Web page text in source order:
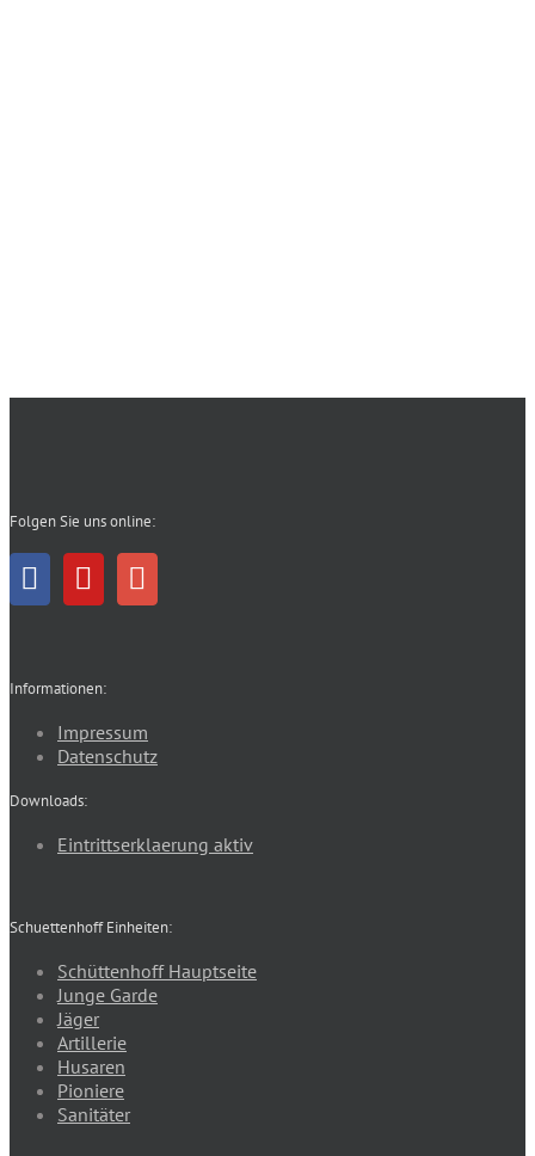
Folgen Sie uns online:
Informationen:
Impressum
Datenschutz
Downloads:
Eintrittserklaerung aktiv
Schuettenhoff Einheiten:
Schüttenhoff Hauptseite
Junge Garde
Jäger
Artillerie
Husaren
Pioniere
Sanitäter